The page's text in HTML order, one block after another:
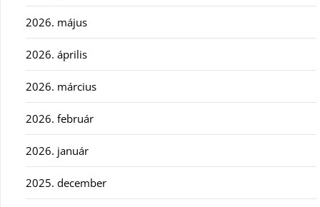
2026. május
2026. április
2026. március
2026. február
2026. január
2025. december